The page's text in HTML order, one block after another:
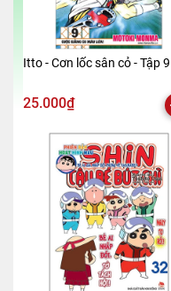
Itto - Cơn lốc sân cỏ - Tập 9
25.000₫